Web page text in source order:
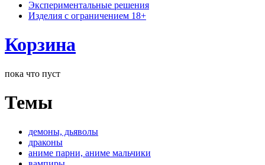
Экспериментальные решения
Изделия с ограничением 18+
Корзина
пока что пуст
Темы
демоны, дьяволы
драконы
аниме парни, аниме мальчики